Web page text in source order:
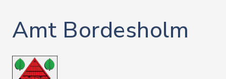
Amt Bordesholm